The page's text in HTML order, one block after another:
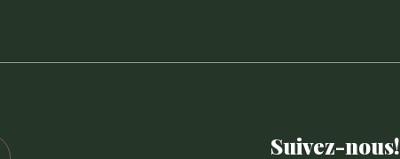
Suivez-nous!